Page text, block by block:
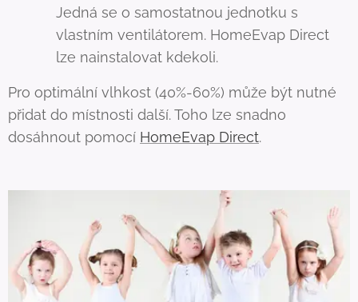
Jedná se o samostatnou jednotku s
vlastním ventilátorem. HomeEvap Direct
lze nainstalovat kdekoli.
Pro optimální vlhkost (40%-60%) může být nutné
přidat do místnosti další. Toho lze snadno
dosáhnout pomocí HomeEvap Direct.